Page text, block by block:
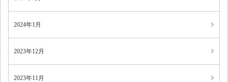
2024年1月
2023年12月
2023年11月